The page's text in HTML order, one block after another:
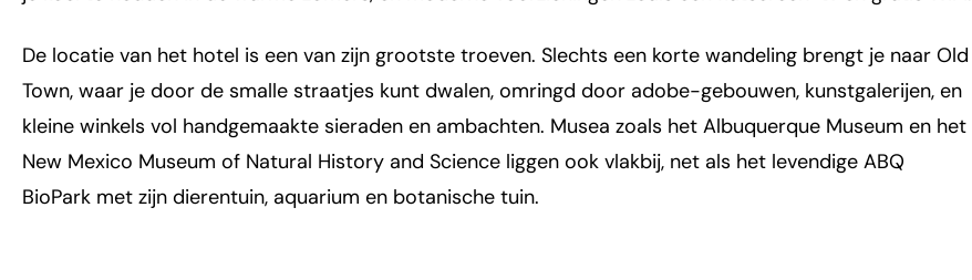
De locatie van het hotel is een van zijn grootste troeven. Slechts een korte wandeling brengt je naar Old
Town, waar je door de smalle straatjes kunt dwalen, omringd door adobe-gebouwen, kunstgalerijen, en
kleine winkels vol handgemaakte sieraden en ambachten. Musea zoals het Albuquerque Museum en het
New Mexico Museum of Natural History and Science liggen ook vlakbij, net als het levendige ABQ
BioPark met zijn dierentuin, aquarium en botanische tuin.